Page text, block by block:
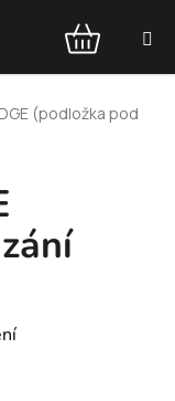
NÁKUPNÍ
KOŠÍK
(podložka pod